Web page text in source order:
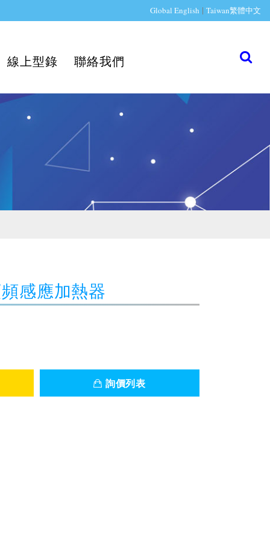
Global English | Taiwan繁體中文
線上型錄 聯絡我們
感應加熱器
詢價列表